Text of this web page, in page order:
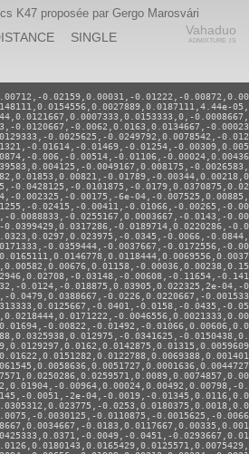
K47 proposée par Gergo Marosvári
Vahaduo
ADMIXTURE JS
SINGLE